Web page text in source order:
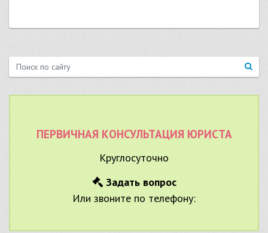
ПЕРВИЧНАЯ КОНСУЛЬТАЦИЯ ЮРИСТА
Круглосуточно
Задать вопрос
Или звоните по телефону: